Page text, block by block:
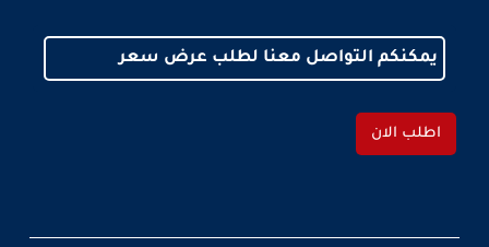
يمكنكم التواصل معنا لطلب عرض سعر
اطلب الان